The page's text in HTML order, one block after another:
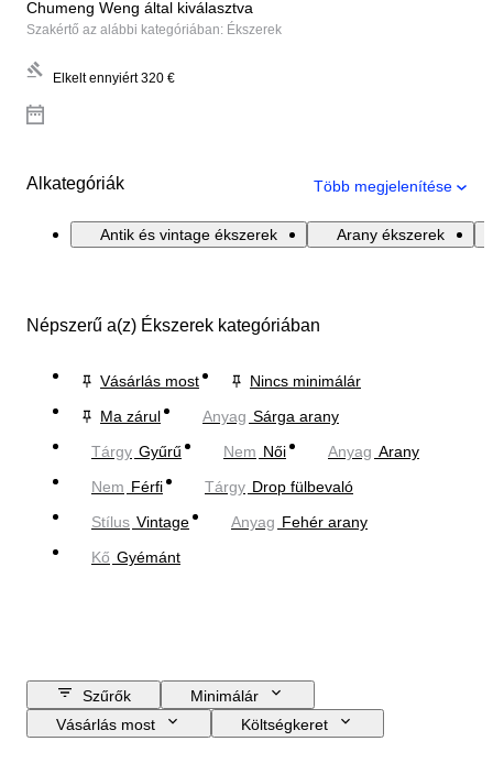
Chumeng Weng által kiválasztva
Szakértő az alábbi kategóriában: Ékszerek
Elkelt ennyiért 320 €
Alkategóriák Több megjelenítése
Antik és vintage ékszerek Arany ékszerek
Népszerű a(z) Ékszerek kategóriában
Vásárlás most
Nincs minimálár
Ma zárul
Anyag Sárga arany
Tárgy Gyűrű Nem Női Anyag Arany
Nem Férfi Tárgy Drop fülbevaló
Stílus Vintage Anyag Fehér arany
Kő Gyémánt
Szűrők
Minimálár
Vásárlás most
Költségkeret